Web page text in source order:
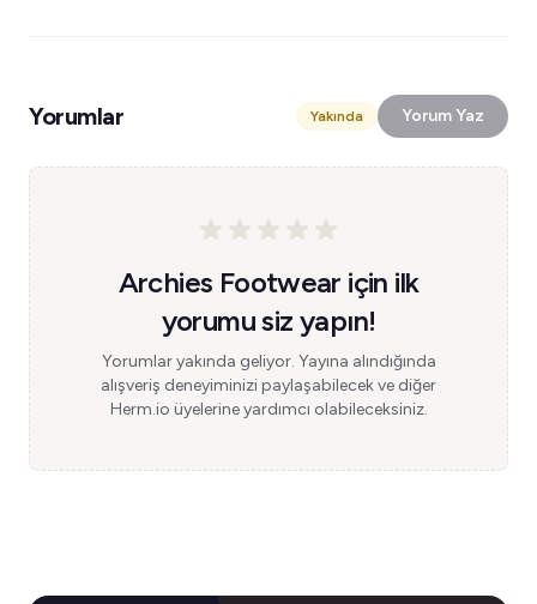
Yorumlar Yakında Yorum Yaz
Archies Footwear için ilk
yorumu siz yapın!
Yorumlar yakında geliyor. Yayına alındığında
alışveriş deneyiminizi paylaşabilecek ve diğer
Herm.io üyelerine yardımcı olabileceksiniz.